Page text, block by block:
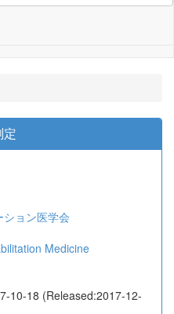
定
ョン医学会
Medicine
10-18 (Released:2017-12-